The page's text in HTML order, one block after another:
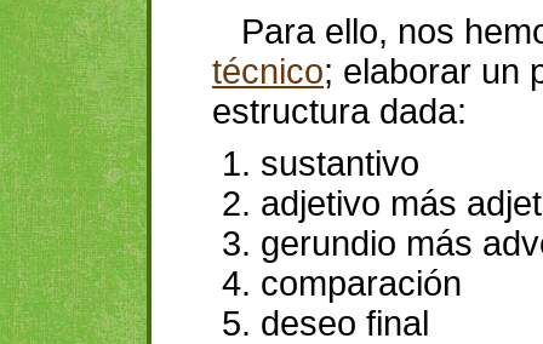
Para ello, nos
técnico; elaborar un
estructura dada:
sustantivo
adjetivo más
gerundio más
comparación
deseo final